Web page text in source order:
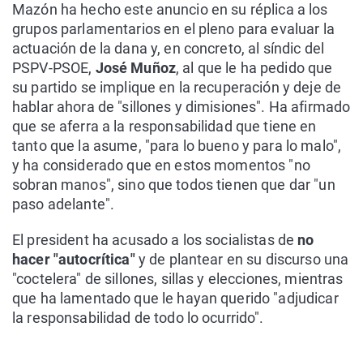
Mazón ha hecho este anuncio en su réplica a los
grupos parlamentarios en el pleno para evaluar la
actuación de la dana y, en concreto, al síndic del
PSPV-PSOE, José Muñoz, al que le ha pedido que
su partido se implique en la recuperación y deje de
hablar ahora de "sillones y dimisiones". Ha afirmado
que se aferra a la responsabilidad que tiene en
tanto que la asume, "para lo bueno y para lo malo",
y ha considerado que en estos momentos "no
sobran manos", sino que todos tienen que dar "un
paso adelante".
El president ha acusado a los socialistas de no
hacer "autocrítica"y de plantear en su discurso una
"coctelera" de sillones, sillas y elecciones, mientras
que ha lamentado que le hayan querido "adjudicar
la responsabilidad de todo lo ocurrido".